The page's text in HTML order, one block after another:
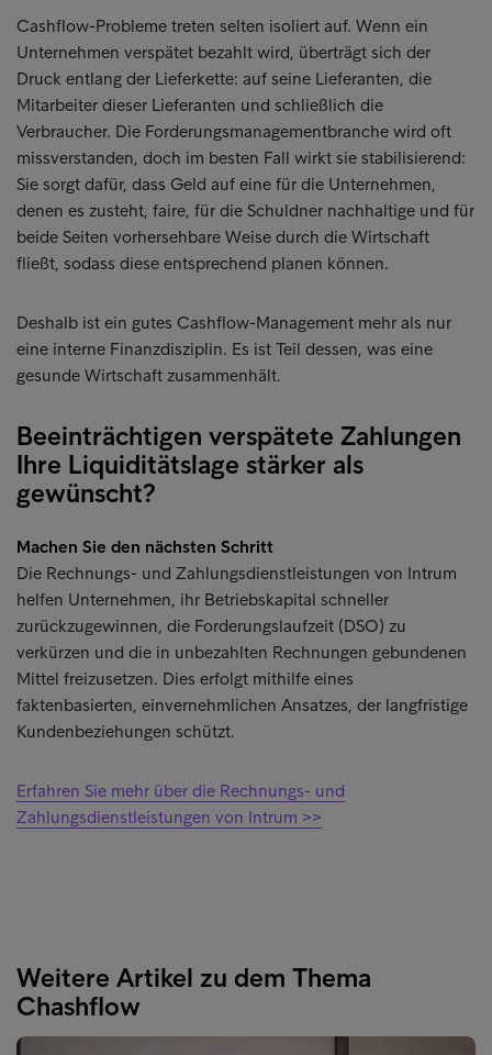
Cashflow-Probleme treten selten isoliert auf. Wenn ein
Unternehmen verspätet bezahlt wird, überträgt sich der
Druck entlang der Lieferkette: auf seine Lieferanten, die
Mitarbeiter dieser Lieferanten und schließlich die
Verbraucher. Die Forderungsmanagementbranche wird oft
missverstanden, doch im besten Fall wirkt sie stabilisierend:
Sie sorgt dafür, dass Geld auf eine für die Unternehmen,
denen es zusteht, faire, für die Schuldner nachhaltige und für
beide Seiten vorhersehbare Weise durch die Wirtschaft
fließt, sodass diese entsprechend planen können.
Deshalb ist ein gutes Cashflow-Management mehr als nur
eine interne Finanzdisziplin. Es ist Teil dessen, was eine
gesunde Wirtschaft zusammenhält.
Beeinträchtigen verspätete Zahlungen
Ihre Liquiditätslage stärker als
gewünscht?
Machen Sie den nächsten Schritt
Die Rechnungs- und Zahlungsdienstleistungen von Intrum
helfen Unternehmen, ihr Betriebskapital schneller
zurückzugewinnen, die Forderungslaufzeit (DSO) zu
verkürzen und die in unbezahlten Rechnungen gebundenen
Mittel freizusetzen. Dies erfolgt mithilfe eines
faktenbasierten, einvernehmlichen Ansatzes, der langfristige
Kundenbeziehungen schützt.
Erfahren Sie mehr über die Rechnungs- und
Zahlungsdienstleistungen von Intrum >>
Weitere Artikel zu dem Thema
Chashflow